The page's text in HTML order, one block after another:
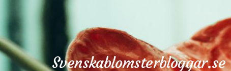
Svenskablomsterbloggar.se